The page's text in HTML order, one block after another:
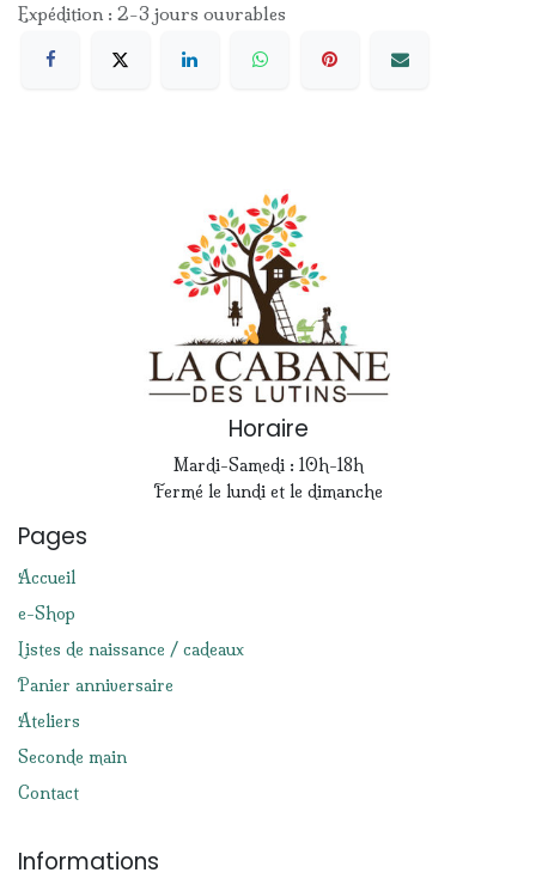
Expédition : 2-3 jours ouvrables
Horaire
Mardi-Samedi : 10h-18h
Fermé le lundi et le dimanche
Pages
Accueil
e-Shop
Listes de naissance / cadeaux
Panier anniversaire
Ateliers
Seconde main
Contact
Informations